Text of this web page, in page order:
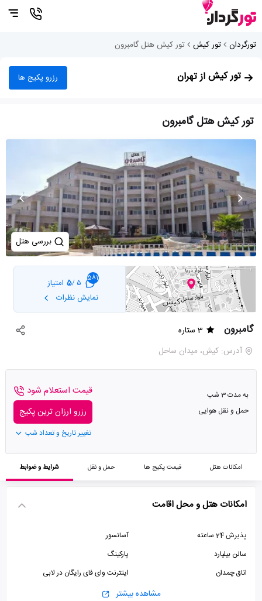
تورگردان تور کیش تور کیش هتل گامبرون
تور کیشاز تهران رزرو پکیج ها
تور کیش هتل گامبرون
بررسی هتل
581
5 /
5 امتیاز
نمایش نظرات
گامبرون
3 ستاره
آدرس: کیش، میدان ساحل
به مدت 3 شب
حمل و نقل هوایی
قیمت استعلام شود
رزرو ارزان ترین پکیج
تغییر تاریخ و تعداد شب
امکانات هتل قیمت پکیج ها حمل و نقل شرایط و ضوابط
امکانات هتل و محل اقامت
پذیرش 24 ساعته
آسانسور
سالن بیلیارد
پارکینگ
اتاق چمدان
اینترنت وای فای رایگان در لابی
مشاهده بیشتر